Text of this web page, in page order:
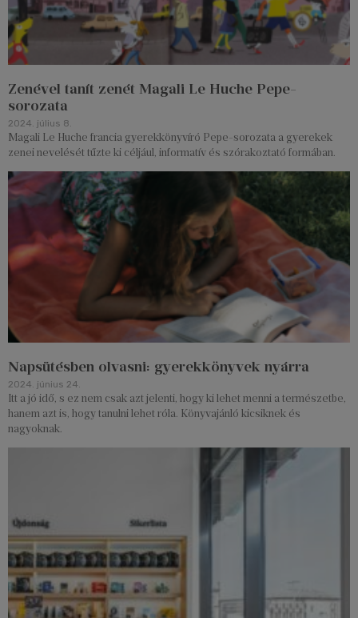
Zenével tanít zenét Magali Le Huche Pepe-
sorozata
2024. július 8.
Magali Le Huche francia gyerekkönyvíró Pepe-sorozata a gyerekek
zenei nevelését tűzte ki céljául, informatív és szórakoztató formában.
Napsütésben olvasni: gyerekkönyvek nyárra
2024. június 24.
Itt a jó idő, s ez nem csak azt jelenti, hogy ki lehet menni a természetbe,
hanem azt is, hogy tanulni lehet róla. Könyvajánló kicsiknek és
nagyoknak.